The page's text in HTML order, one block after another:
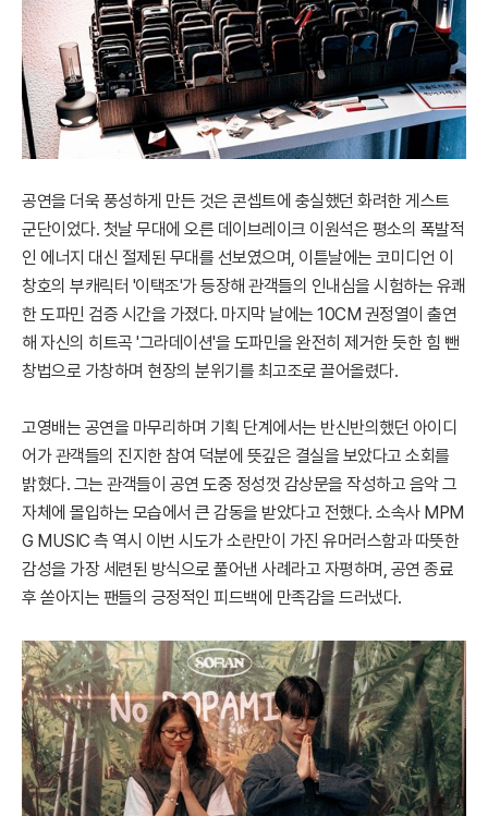
공연을 더욱 풍성하게 만든 것은 콘셉트에 충실했던 화려한 게스트
군단이었다. 첫날 무대에 오른 데이브레이크 이원석은 평소의 폭발적
인 에너지 대신 절제된 무대를 선보였으며, 이튿날에는 코미디언 이
창호의 부캐릭터 '이택조'가 등장해 관객들의 인내심을 시험하는 유쾌
한 도파민 검증 시간을 가졌다. 마지막 날에는 10CM 권정열이 출연
해 자신의 히트곡 '그라데이션'을 도파민을 완전히 제거한 듯한 힘 뺀
창법으로 가창하며 현장의 분위기를 최고조로 끌어올렸다.
고영배는 공연을 마무리하며 기획 단계에서는 반신반의했던 아이디
어가 관객들의 진지한 참여 덕분에 뜻깊은 결실을 보았다고 소회를
밝혔다. 그는 관객들이 공연 도중 정성껏 감상문을 작성하고 음악 그
자체에 몰입하는 모습에서 큰 감동을 받았다고 전했다. 소속사 MPM
G MUSIC 측 역시 이번 시도가 소란만이 가진 유머러스함과 따뜻한
감성을 가장 세련된 방식으로 풀어낸 사례라고 자평하며, 공연 종료
후 쏟아지는 팬들의 긍정적인 피드백에 만족감을 드러냈다.